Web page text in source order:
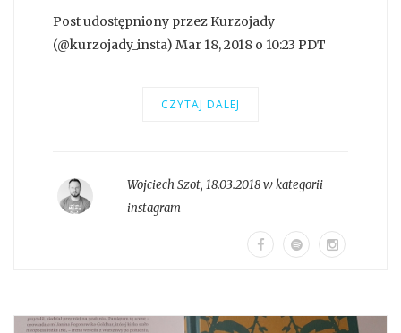
Post udostępniony przez Kurzojady
(@kurzojady_insta) Mar 18, 2018 o 10:23 PDT
CZYTAJ DALEJ
Wojciech Szot, 18.03.2018 w kategorii
instagram